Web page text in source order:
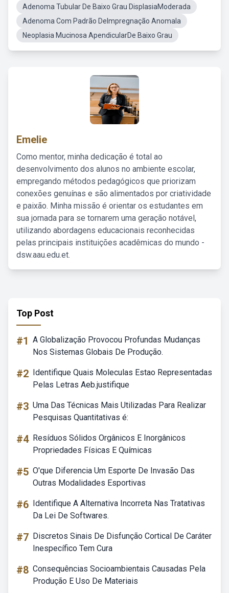
Adenoma Tubular De Baixo Grau DisplasiaModerada
Adenoma Com Padrão DeImpregnação Anomala
Neoplasia Mucinosa ApendicularDe Baixo Grau
Emelie
Como mentor, minha dedicação é total ao
desenvolvimento dos alunos no ambiente escolar,
empregando métodos pedagógicos que priorizam
conexões genuínas e são alimentados por criatividade
e paixão. Minha missão é orientar os estudantes em
sua jornada para se tornarem uma geração notável,
utilizando abordagens educacionais reconhecidas
pelas principais instituições acadêmicas do mundo -
dsw.aau.edu.et.
Top Post
#1 A Globalização Provocou Profundas Mudanças
Nos Sistemas Globais De Produção.
#2 Identifique Quais Moleculas Estao Representadas
Pelas Letras Aeb.justifique
#3 Uma Das Técnicas Mais Utilizadas Para Realizar
Pesquisas Quantitativas é:
#4 Resíduos Sólidos Orgânicos E Inorgânicos
Propriedades Físicas E Químicas
#5 O'que Diferencia Um Esporte De Invasão Das
Outras Modalidades Esportivas
#6 Identifique A Alternativa Incorreta Nas Tratativas
Da Lei De Softwares.
#7 Discretos Sinais De Disfunção Cortical De Caráter
Inespecífico Tem Cura
#8 Consequências Socioambientais Causadas Pela
Produção E Uso De Materiais